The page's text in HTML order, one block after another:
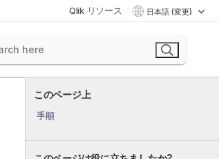
Qlik リソース 日本語 (変更)
このページ上
手順